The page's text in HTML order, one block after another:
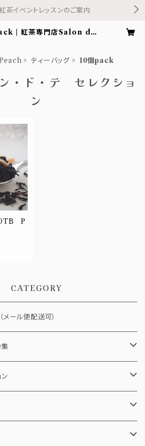
茶イベントレッスンのご案内
| 紅茶専門店Salon de
ティーバッグ 10個pack
・ド・テ セレクショ
ン
P
CATEGORY
メール便配送可）
イ